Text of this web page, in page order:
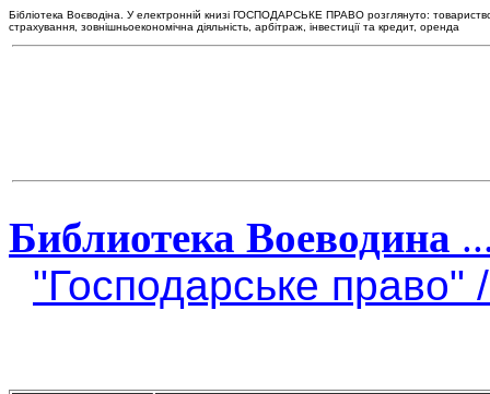
Бібліотека Воєводіна. У електронній книзі ГОСПОДАРСЬКЕ ПРАВО розглянуто:
страхування, зовнішньоекономічна діяльність, арбітраж, інвестиції та кредит, оренда
Библиотека Воеводина
"Господарське